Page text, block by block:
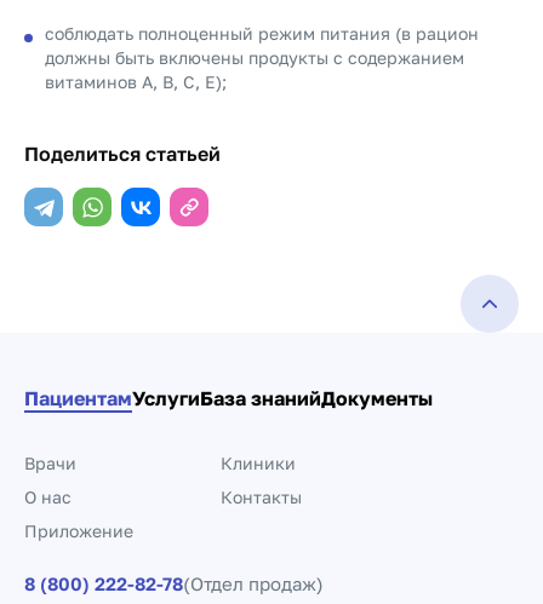
соблюдать полноценный режим питания (в рацион
должны быть включены продукты с содержанием
витаминов A, B, C, E);
Поделиться статьей
ПациентамУслугиБаза знанийДокументы
Врачи
Клиники
О нас
Контакты
Приложение
8 (800) 222-82-78(Отдел продаж)